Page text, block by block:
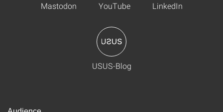
Mastodon YouTube LinkedIn
USUS-Blog